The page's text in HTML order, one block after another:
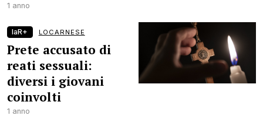
1 anno
laR+ LOCARNESE
Prete accusato di
reati sessuali:
diversi i giovani
coinvolti
1 anno